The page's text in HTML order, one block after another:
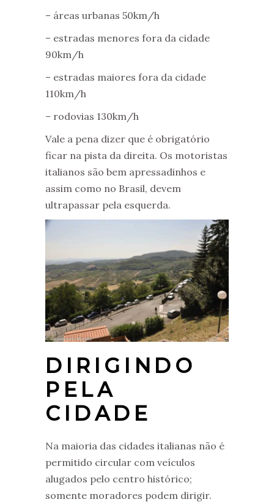
– áreas urbanas 50km/h
– estradas menores fora da cidade
90km/h
– estradas maiores fora da cidade
110km/h
– rodovias 130km/h
Vale a pena dizer que é obrigatório
ficar na pista da direita. Os motoristas
italianos são bem apressadinhos e
assim como no Brasil, devem
ultrapassar pela esquerda.
DIRIGINDO
PELA
CIDADE
Na maioria das cidades italianas não é
permitido circular com veículos
alugados pelo centro histórico;
somente moradores podem dirigir.